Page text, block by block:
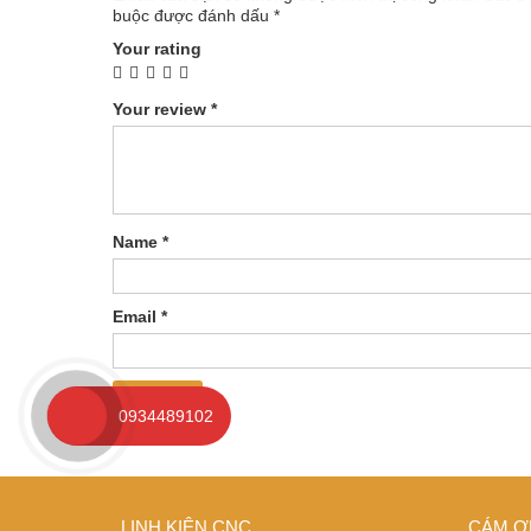
buộc được đánh dấu *
Your rating
Your review *
Name *
Email *
LINH KIỆN CNC CÁM
0934489102